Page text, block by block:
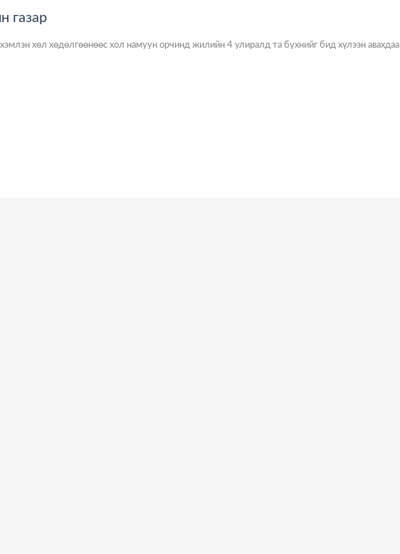
газар
хөл хөдөлгөөнөөс хол намуун орчинд жилийн 4 улиралд та бүхнийг бид хүлээн авахдаа